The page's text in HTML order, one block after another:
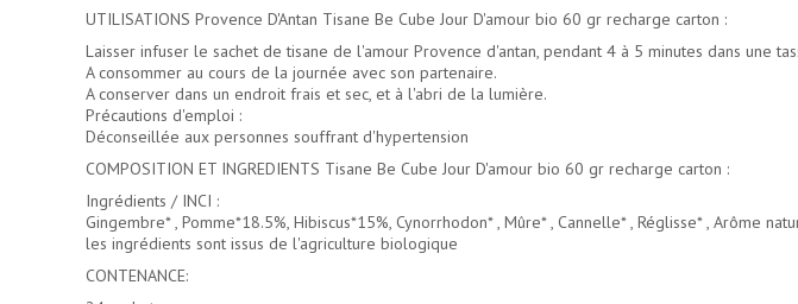
UTILISATIONS Provence D'Antan Tisane Be Cube Jour D'amour bio 60 gr recharge carton :
Laisser infuser le sachet de tisane de l'amour Provence d'antan, pendant 4 à 5 minutes dans une
A consommer au cours de la journée avec son partenaire.
A conserver dans un endroit frais et sec, et à l'abri de la lumière.
Précautions d'emploi :
Déconseillée aux personnes souffrant d'hypertension
COMPOSITION ET INGREDIENTS Tisane Be Cube Jour D'amour bio 60 gr recharge carton :
Ingrédients / INCI :
Gingembre* , Pomme*18.5%, Hibiscus*15%, Cynorrhodon* , Mûre* , Cannelle* , Réglisse* , Arôme
les ingrédients sont issus de l'agriculture biologique
CONTENANCE: